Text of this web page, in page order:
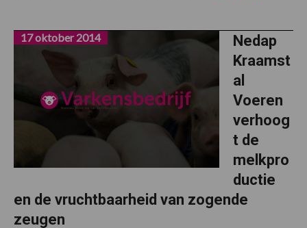
Nedap
Kraamst
al
Voeren
verhoog
t de
melkpro
ductie
en de vruchtbaarheid van zogende
zeugen
17 oktober 2014